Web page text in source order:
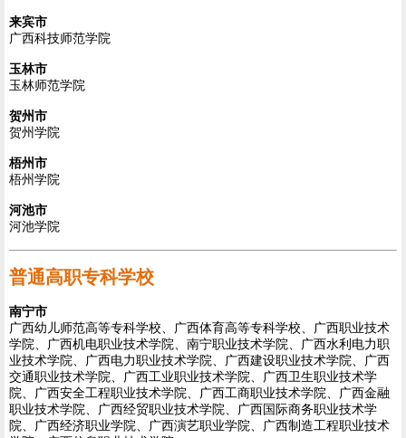
来宾市
广西科技师范学院
玉林市
玉林师范学院
贺州市
贺州学院
梧州市
梧州学院
河池市
河池学院
普通高职专科学校
南宁市
广西幼儿师范高等专科学校、广西体育高等专科学校、广西职业技术
学院、广西机电职业技术学院、南宁职业技术学院、广西水利电力职
业技术学院、广西电力职业技术学院、广西建设职业技术学院、广西
交通职业技术学院、广西工业职业技术学院、广西卫生职业技术学
院、广西安全工程职业技术学院、广西工商职业技术学院、广西金融
职业技术学院、广西经贸职业技术学院、广西国际商务职业技术学
院、广西经济职业学院、广西演艺职业学院、广西制造工程职业技术